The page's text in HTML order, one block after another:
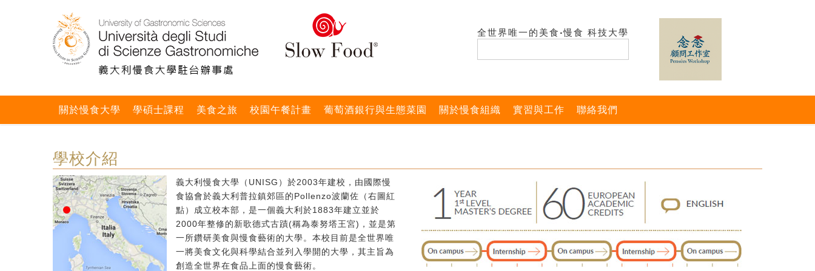
全世界唯一的美食‧慢食 科技大學
關於慢食大學 學碩士課程 美食之旅 校園午餐計畫 葡萄酒銀行與生態菜園 關於慢食組織 實習與工作 聯絡我們
學校介紹
義大利慢食大學（UNISG）於2003年建校，由國際慢
食協會於義大利普拉鎮郊區的Pollenzo波蘭佐（右圖紅
點）成立校本部，是一個義大利於1883年建立並於
2000年整修的新歌德式古蹟(稱為泰努塔王宮)，並是第
一所鑽研美食與慢食藝術的大學。本校目前是全世界唯
一將美食文化與科學結合並列入學開的大學，其主旨為
創造全世界在食品上面的慢食藝術。